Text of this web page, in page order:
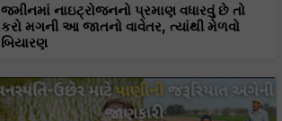
જમીનમાં નાઇટ્રોજનનો પ્રમાણ વધારવું છે તો
કરો મગની આ જાતનો વાવેતર, ત્યાંથી મેળવો
બિયારણ